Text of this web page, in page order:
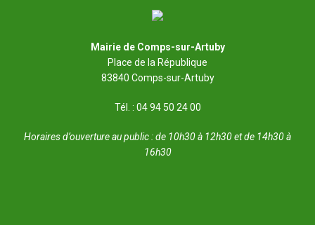
Mairie de Comps-sur-Artuby
Place de la République
83840 Comps-sur-Artuby
Tél. : 04 94 50 24 00
Horaires d’ouverture au public : de 10h30 à 12h30 et de 14h30 à
16h30